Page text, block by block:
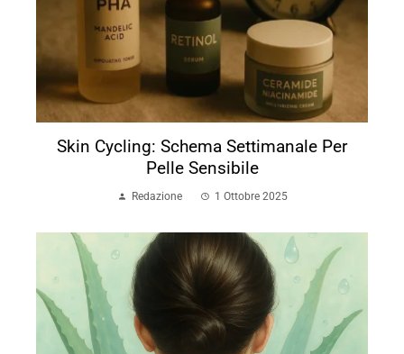
Skin Cycling: Schema Settimanale Per
Pelle Sensibile
Redazione 1 Ottobre 2025